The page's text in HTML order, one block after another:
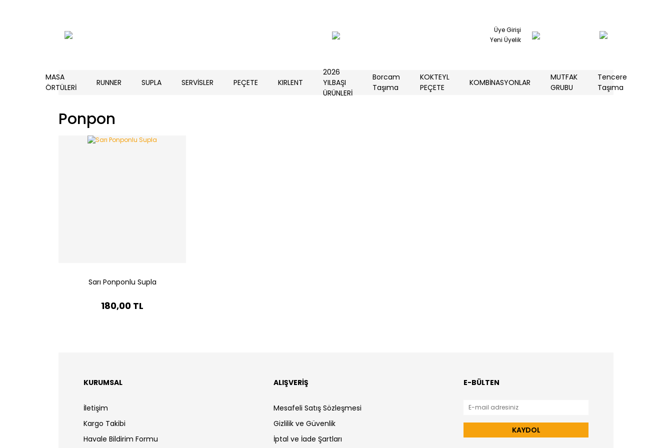
Üye Girişi
Yeni Üyelik
MASA
ÖRTÜLERİ
RUNNER SUPLA SERVİSLER PEÇETE KIRLENT
2026
YILBAŞI
ÜRÜNLERİ
Borcam
Taşıma
KOKTEYL
PEÇETE
KOMBİNASYONLAR
MUTFAK
GRUBU
Tencere
Taşıma
Ponpon
Sarı Ponponlu Supla
180,00 TL
KURUMSAL
İletişim
Kargo Takibi
Havale Bildirim Formu
ALIŞVERİŞ
Mesafeli Satış Sözleşmesi
Gizlilik ve Güvenlik
İptal ve İade Şartları
E-BÜLTEN
KAYDOL